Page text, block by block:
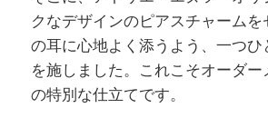
クなデザインのピアスチャームを
の耳に心地よく添うよう、一つ
を施しました。これこそオーダー
の特別な仕立てです。